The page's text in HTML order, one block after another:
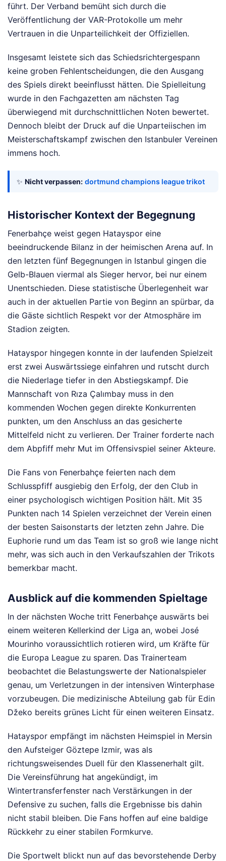
führt. Der Verband bemüht sich durch die
Veröffentlichung der VAR-Protokolle um mehr
Vertrauen in die Unparteilichkeit der Offiziellen.
Insgesamt leistete sich das Schiedsrichtergespann
keine groben Fehlentscheidungen, die den Ausgang
des Spiels direkt beeinflusst hätten. Die Spielleitung
wurde in den Fachgazetten am nächsten Tag
überwiegend mit durchschnittlichen Noten bewertet.
Dennoch bleibt der Druck auf die Unparteiischen im
Meisterschaftskampf zwischen den Istanbuler Vereinen
immens hoch.
✨ Nicht verpassen: dortmund champions league trikot
Historischer Kontext der Begegnung
Fenerbahçe weist gegen Hatayspor eine
beeindruckende Bilanz in der heimischen Arena auf. In
den letzten fünf Begegnungen in Istanbul gingen die
Gelb-Blauen viermal als Sieger hervor, bei nur einem
Unentschieden. Diese statistische Überlegenheit war
auch in der aktuellen Partie von Beginn an spürbar, da
die Gäste sichtlich Respekt vor der Atmosphäre im
Stadion zeigten.
Hatayspor hingegen konnte in der laufenden Spielzeit
erst zwei Auswärtssiege einfahren und rutscht durch
die Niederlage tiefer in den Abstiegskampf. Die
Mannschaft von Rıza Çalımbay muss in den
kommenden Wochen gegen direkte Konkurrenten
punkten, um den Anschluss an das gesicherte
Mittelfeld nicht zu verlieren. Der Trainer forderte nach
dem Abpfiff mehr Mut im Offensivspiel seiner Akteure.
Die Fans von Fenerbahçe feierten nach dem
Schlusspfiff ausgiebig den Erfolg, der den Club in
einer psychologisch wichtigen Position hält. Mit 35
Punkten nach 14 Spielen verzeichnet der Verein einen
der besten Saisonstarts der letzten zehn Jahre. Die
Euphorie rund um das Team ist so groß wie lange nicht
mehr, was sich auch in den Verkaufszahlen der Trikots
bemerkbar macht.
Ausblick auf die kommenden Spieltage
In der nächsten Woche tritt Fenerbahçe auswärts bei
einem weiteren Kellerkind der Liga an, wobei José
Mourinho voraussichtlich rotieren wird, um Kräfte für
die Europa League zu sparen. Das Trainerteam
beobachtet die Belastungswerte der Nationalspieler
genau, um Verletzungen in der intensiven Winterphase
vorzubeugen. Die medizinische Abteilung gab für Edin
Džeko bereits grünes Licht für einen weiteren Einsatz.
Hatayspor empfängt im nächsten Heimspiel in Mersin
den Aufsteiger Göztepe Izmir, was als
richtungsweisendes Duell für den Klassenerhalt gilt.
Die Vereinsführung hat angekündigt, im
Wintertransferfenster nach Verstärkungen in der
Defensive zu suchen, falls die Ergebnisse bis dahin
nicht stabil bleiben. Die Fans hoffen auf eine baldige
Rückkehr zu einer stabilen Formkurve.
Die Sportwelt blickt nun auf das bevorstehende Derby